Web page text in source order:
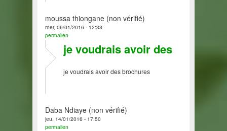
moussa thiongane (non vérifié)
mer, 06/01/2016 - 12:33
permalien
je voudrais avoir des
je voudrais avoir des brochures
Daba Ndiaye (non vérifié)
jeu, 14/01/2016 - 17:50
permalien